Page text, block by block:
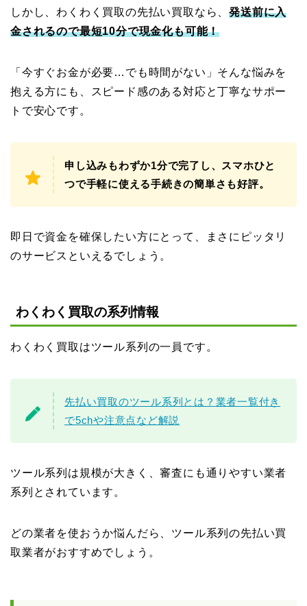
しかし、わくわく買取の先払い買取なら、発送前に入
金されるので最短10分で現金化も可能！
「今すぐお金が必要…でも時間がない」そんな悩みを
抱える方にも、スピード感のある対応と丁寧なサポー
トで安心です。
申し込みもわずか1分で完了し、スマホひと
つで手軽に使える手続きの簡単さも好評。
即日で資金を確保したい方にとって、まさにピッタリ
のサービスといえるでしょう。
わくわく買取の系列情報
わくわく買取はツール系列の一員です。
先払い買取のツール系列とは？業者一覧付き
で5chや注意点など解説
ツール系列は規模が大きく、審査にも通りやすい業者
系列とされています。
どの業者を使おうか悩んだら、ツール系列の先払い買
取業者がおすすめでしょう。